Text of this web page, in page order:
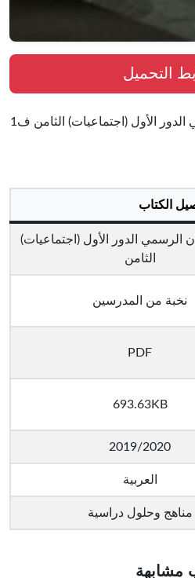
تحميل أسئلة الامتحان الرسمي الدور الأول (اجتماعيات) الثامن ف1
الكتاب
الرسمي الدور الأول (اجتماعيات)
الثامن
نخبة من المدرسين
PDF
693.63KB
2019/2020
العربية
مناهج وحلول دراسية
مشابهة